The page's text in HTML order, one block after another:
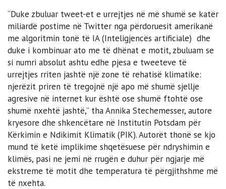
“Duke zbuluar tweet-et e urrejtjes në më shumë se katër
miliardë postime në Twitter nga përdoruesit amerikanë
me algoritmin tonë të IA (Inteligjencës artificiale) dhe
duke i kombinuar ato me të dhënat e motit, zbuluam se
si numri absolut ashtu edhe pjesa e tweeteve të
urrejtjes rriten jashtë një zone të rehatisë klimatike:
njerëzit priren të tregojnë një apo më shumë sjellje
agresive në internet kur është ose shumë ftohtë ose
shumë nxehtë jashtë,” tha Annika Stechemesser, autore
kryesore dhe shkencëtare në Institutin Potsdam për
Kërkimin e Ndikimit Klimatik (PIK). Autorët thonë se kjo
mund të ketë implikime shqetësuese për ndryshimin e
klimës, pasi ne jemi në rrugën e duhur për ngjarje më
ekstreme të motit dhe temperatura të përgjithshme më
të nxehta.